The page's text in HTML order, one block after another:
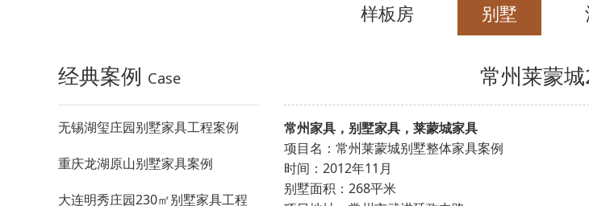
样板房 别墅
经典案例 Case
无锡湖玺庄园别墅家具工程案例
重庆龙湖原山别墅家具案例
大连明秀庄园230㎡别墅家具工程
常州莱蒙
常州家具，别墅家具，莱蒙城家具
项目名：常州莱蒙城别墅整体家具案例
时间：2012年11月
别墅面积：268平米